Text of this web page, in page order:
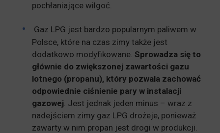
pochłaniające wilgoć.
Gaz LPG jest bardzo popularnym paliwem w
Polsce, które na czas zimy także jest
dodatkowo modyfikowane. Sprowadza się to
głównie do zwiększonej zawartości gazu
lotnego (propanu), który pozwala zachować
odpowiednie ciśnienie pary w instalacji
gazowej . Jest jednak jeden minus – wraz z
nadejściem zimy gaz LPG drożeje, ponieważ
zawarty w nim propan jest drogi w produkcji.